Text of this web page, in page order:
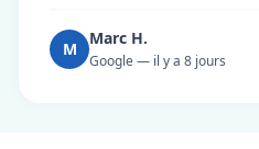
M
Marc H.
Google — il y a 8 jours